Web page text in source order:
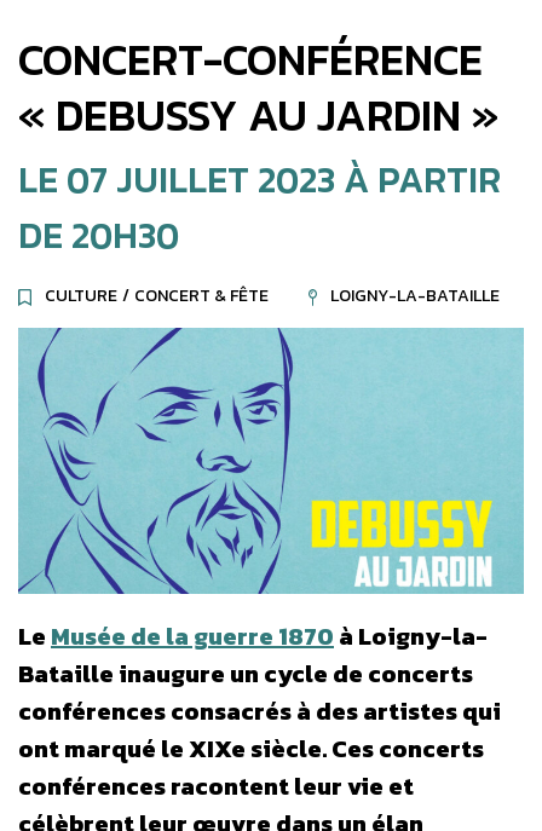
CONCERT-CONFÉRENCE
« DEBUSSY AU JARDIN »
LE 07 JUILLET 2023 À PARTIR
DE 20H30
CULTURE / CONCERT & FÊTE LOIGNY-LA-BATAILLE
Le Musée de la guerre 1870 à Loigny-la-
Bataille inaugure un cycle de concerts
conférences consacrés à des artistes qui
ont marqué le XIXe siècle. Ces concerts
conférences racontent leur vie et
célèbrent leur œuvre dans un élan